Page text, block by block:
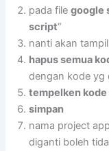
pada filegoogle
script“
nanti akan
hapus semua
dengan kode yg
tempelken
simpan
nama project
diganti boleh